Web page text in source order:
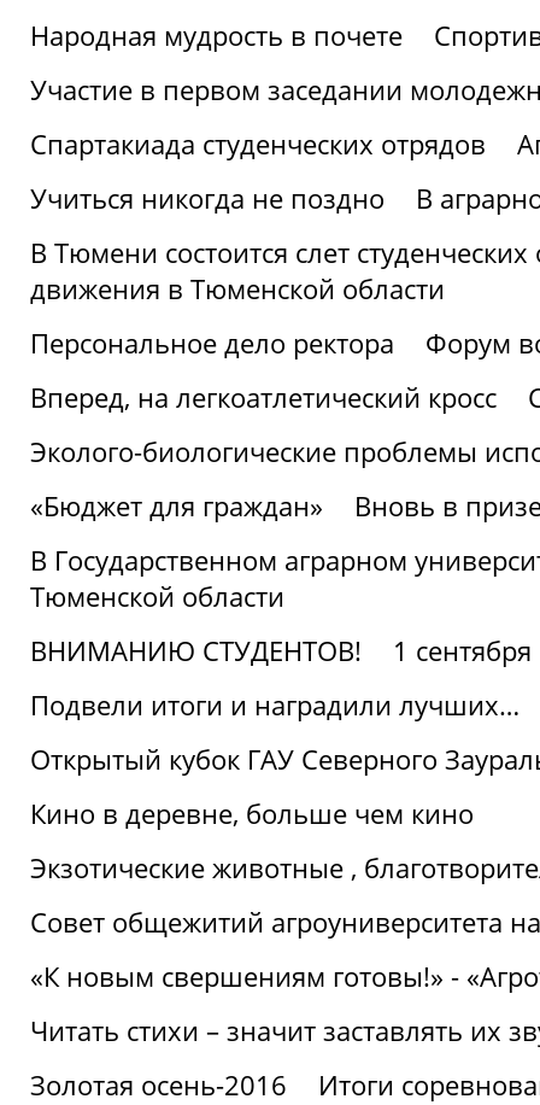
Народная мудрость в почете
Участие в первом заседании
Спартакиада студенческих отрядов
Учиться никогда не поздно
В
В Тюмени состоится слет
движения в Тюменской области
Персональное дело ректора
Форум
Вперед, на легкоатлетический кросс
Эколого-биологические проблемы
«Бюджет для граждан»
Вновь в
В Государственном аграрном
Тюменской области
ВНИМАНИЮ СТУДЕНТОВ!
1 сентября
Подвели итоги и наградили лучших…
Открытый кубок ГАУ Северного
Кино в деревне, больше чем кино
Экзотические животные ,
Совет общежитий агроуниверситета
«К новым свершениям готовы!» -
Читать стихи – значит заставлять их
Золотая осень-2016
Итоги